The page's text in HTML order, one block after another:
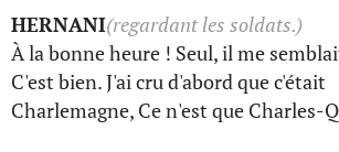
HERNANI(regardant les soldats.)
À la bonne heure ! Seul, il me
C'est bien. J'ai cru d'abord que c'était
Charlemagne, Ce n'est que Charles-